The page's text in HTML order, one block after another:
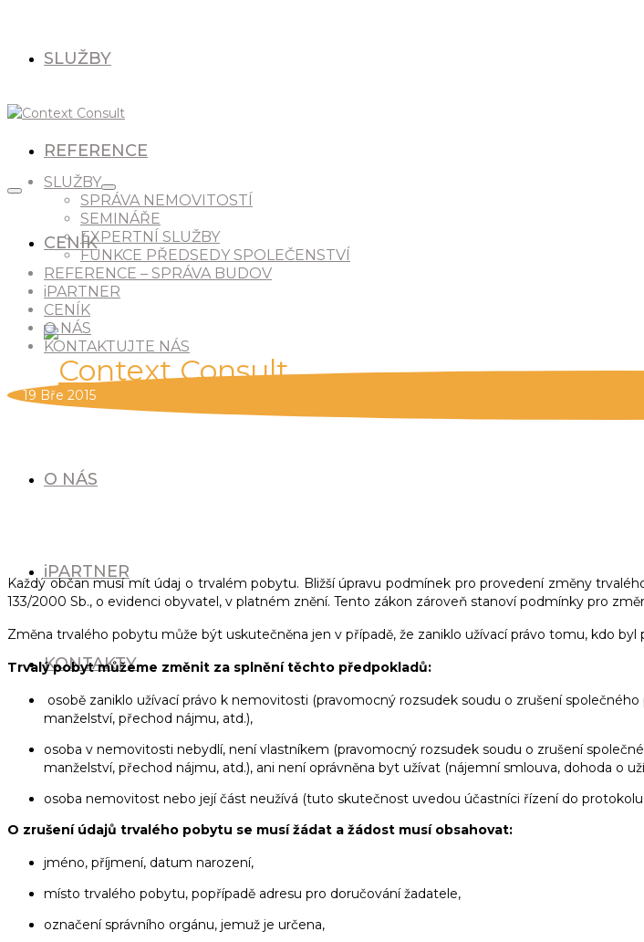
SLUŽBY
REFERENCE
CENÍK
O NÁS
iPARTNER
KONTAKTY
SLUŽBY
SPRÁVA NEMOVITOSTÍ
SEMINÁŘE
EXPERTNÍ SLUŽBY
FUNKCE PŘEDSEDY SPOLEČENSTVÍ
REFERENCE – SPRÁVA BUDOV
iPARTNER
CENÍK
O NÁS
KONTAKTUJTE NÁS
19 Bře 2015
Každý občan musí mít údaj o trvalém pobytu. Bližší úpravu podmínek pro provedení změny
133/2000 Sb., o evidenci obyvatel, v platném znění. Tento zákon zároveň stanoví podmínky pro
Změna trvalého pobytu může být uskutečněna jen v případě, že zaniklo užívací právo tomu, kdo
Trvalý pobyt můžeme změnit za splnění těchto předpokladů:
osobě zaniklo užívací právo k nemovitosti (pravomocný rozsudek soudu o zrušení
manželství, přechod nájmu, atd.),
osoba v nemovitosti nebydlí, není vlastníkem (pravomocný rozsudek soudu o zrušení
manželství, přechod nájmu, atd.), ani není oprávněna byt užívat (nájemní smlouva, dohoda o
osoba nemovitost nebo její část neužívá (tuto skutečnost uvedou účastníci řízení do
O zrušení údajů trvalého pobytu se musí žádat a žádost musí obsahovat:
jméno, příjmení, datum narození,
místo trvalého pobytu, popřípadě adresu pro doručování žadatele,
označení správního orgánu, jemuž je určena,